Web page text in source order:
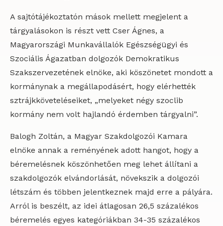
A sajtótájékoztatón mások mellett megjelent a
tárgyalásokon is részt vett Cser Ágnes, a
Magyarországi Munkavállalók Egészségügyi és
Szociális Ágazatban dolgozók Demokratikus
Szakszervezetének elnöke, aki köszönetet mondott a
kormánynak a megállapodásért, hogy elérhették
sztrájkköveteléseiket, „melyeket négy szoclib
kormány nem volt hajlandó érdemben tárgyalni”.
Balogh Zoltán, a Magyar Szakdolgozói Kamara
elnöke annak a reményének adott hangot, hogy a
béremelésnek köszönhetően meg lehet állítani a
szakdolgozók elvándorlását, növekszik a dolgozói
létszám és többen jelentkeznek majd erre a pályára.
Arról is beszélt, az idei átlagosan 26,5 százalékos
béremelés egyes kategóriákban 34-35 százalékos